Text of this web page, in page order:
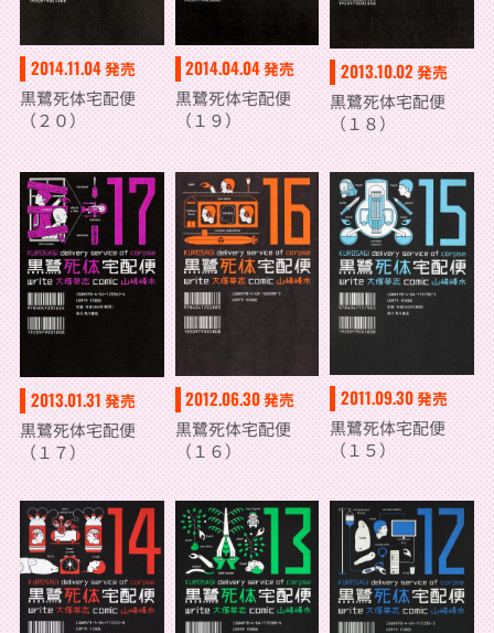
2014.11.04発売
黒鷺死体宅配便
（２０）
2014.04.04発売
黒鷺死体宅配便
（１９）
2013.10.02 発売
黒鷺死体宅配便
（１８）
2013.01.31 発売
黒鷺死体宅配便
（１７）
2012.06.30発売
黒鷺死体宅配便
（１６）
2011.09.30発売
黒鷺死体宅配便
（１５）